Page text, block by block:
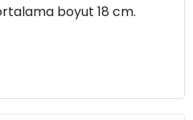
boyut 18 cm.